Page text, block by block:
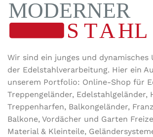
Wir sind ein junges und dynamisches
der Edel­stahl­ver­arbeitung. Hier ein
unserem Portfolio: Online-Shop für
Treppengeländer, Edelstahlgeländer,
Treppenharfen, Balkongeländer,
Balkone, Vordächer und Garten
Material & Kleinteile,